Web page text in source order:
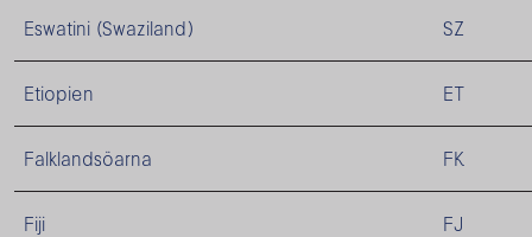
Eswatini (Swaziland) SZ
Etiopien ET
Falklandsöarna FK
Fiji FJ